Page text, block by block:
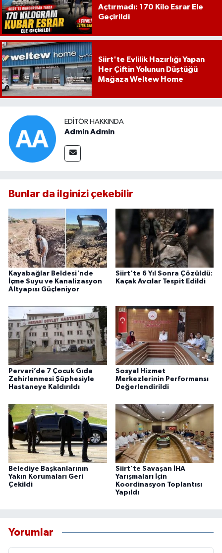
Açtırmadı: 170 Kilo Esrar Ele
Geçirildi
Siirt'te Evlilik Hazırlığı Yapan
Her Çiftin Yolunun Düştüğü
Mağaza Weltew Home
EDITÖR HAKKINDA
Admin Admin
Bunlar da ilginizi çekebilir
Kayabağlar Beldesi'nde
İçme Suyu ve Kanalizasyon
Altyapısı Güçleniyor
Siirt'te 6 Yıl Sonra Çözüldü:
Kaçak Avcılar Tespit Edildi
Pervari’de 7 Çocuk Gıda
Zehirlenmesi Şüphesiyle
Hastaneye Kaldırıldı
Sosyal Hizmet
Merkezlerinin Performansı
Değerlendirildi
Belediye Başkanlarının
Yakın Korumaları Geri
Çekildi
Siirt’te Savaşan İHA
Yarışmaları İçin
Koordinasyon Toplantısı
Yapıldı
Yorumlar